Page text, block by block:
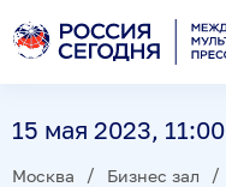
15 мая 2023, 11:00
Москва Бизнес зал